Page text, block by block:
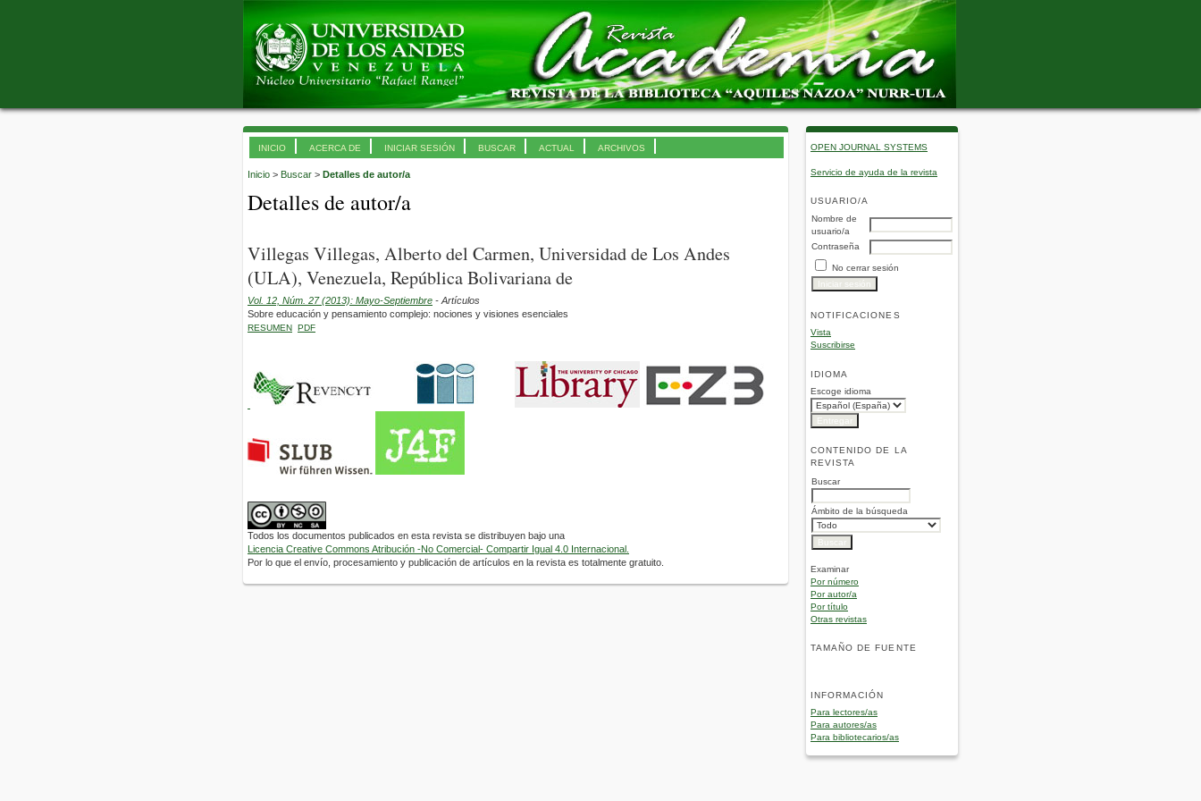
OPEN JOURNAL SYSTEMS
Servicio de ayuda de la revista
USUARIO/A
Nombre de
usuario/a
Contraseña
No cerrar sesión
NOTIFICACIONES
Vista
Suscribirse
IDIOMA
Escoge idioma
CONTENIDO DE LA
REVISTA
Buscar
Ámbito de la búsqueda
Examinar
Por número
Por autor/a
Por título
Otras revistas
TAMAÑO DE FUENTE
INFORMACIÓN
Para lectores/as
Para autores/as
Para bibliotecarios/as
INICIO ACERCA DE INICIAR SESIÓN BUSCAR ACTUAL ARCHIVOS
Inicio > Buscar > Detalles de autor/a
Detalles de autor/a
Villegas Villegas, Alberto del Carmen, Universidad de Los Andes
(ULA), Venezuela, República Bolivariana de
Vol. 12, Núm. 27 (2013): Mayo-Septiembre - Artículos
Sobre educación y pensamiento complejo: nociones y visiones esenciales
RESUMEN PDF
Todos los documentos publicados en esta revista se distribuyen bajo una
Licencia Creative Commons Atribución -No Comercial- Compartir Igual 4.0 Internacional.
Por lo que el envío, procesamiento y publicación de artículos en la revista es totalmente gratuito.